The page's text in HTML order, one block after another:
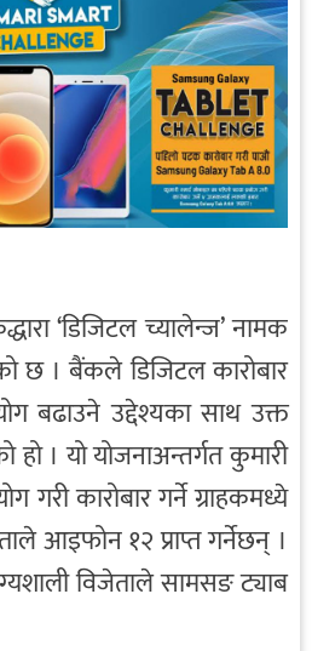
‘डिजिटल च्यालेन्ज’ नामक
छ । बैंकले डिजिटल कारोबार
बढाउने उद्देश्यका साथ उक्त
हो । यो योजनाअन्तर्गत कुमारी
गरी कारोबार गर्ने ग्राहकमध्ये
आइफोन १२ प्राप्त गर्नेछन् ।
विजेताले सामसङ ट्याब